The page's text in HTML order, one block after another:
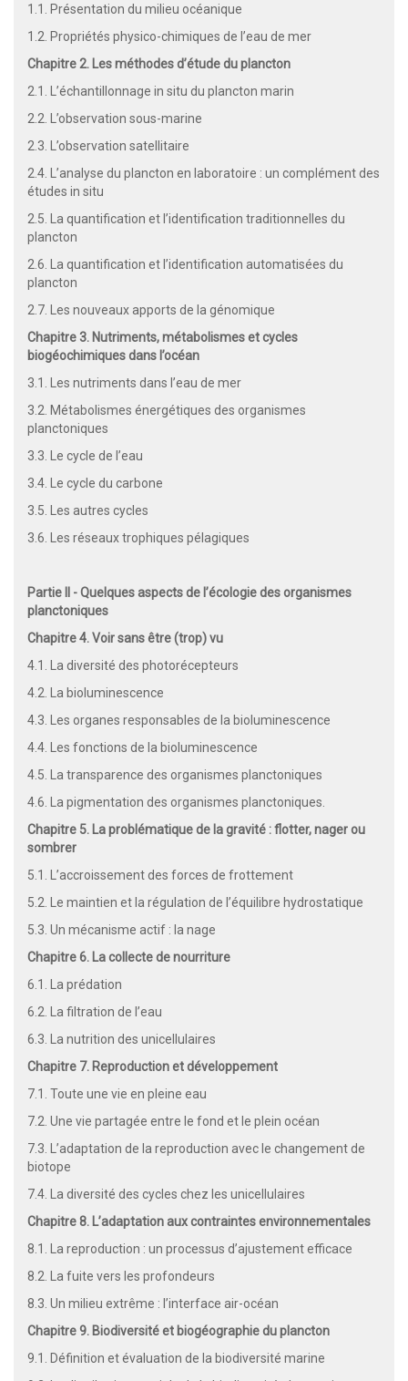
1.1. Présentation du milieu océanique
1.2. Propriétés physico-chimiques de l’eau de mer
Chapitre 2. Les méthodes d’étude du plancton
2.1. L’échantillonnage in situ du plancton marin
2.2. L’observation sous-marine
2.3. L’observation satellitaire
2.4. L’analyse du plancton en laboratoire : un complément des
études in situ
2.5. La quantification et l’identification traditionnelles du
plancton
2.6. La quantification et l’identification automatisées du
plancton
2.7. Les nouveaux apports de la génomique
Chapitre 3. Nutriments, métabolismes et cycles
biogéochimiques dans l’océan
3.1. Les nutriments dans l’eau de mer
3.2. Métabolismes énergétiques des organismes
planctoniques
3.3. Le cycle de l’eau
3.4. Le cycle du carbone
3.5. Les autres cycles
3.6. Les réseaux trophiques pélagiques
Partie II - Quelques aspects de l’écologie des organismes
planctoniques
Chapitre 4. Voir sans être (trop) vu
4.1. La diversité des photorécepteurs
4.2. La bioluminescence
4.3. Les organes responsables de la bioluminescence
4.4. Les fonctions de la bioluminescence
4.5. La transparence des organismes planctoniques
4.6. La pigmentation des organismes planctoniques.
Chapitre 5. La problématique de la gravité : flotter, nager ou
sombrer
5.1. L’accroissement des forces de frottement
5.2. Le maintien et la régulation de l’équilibre hydrostatique
5.3. Un mécanisme actif : la nage
Chapitre 6. La collecte de nourriture
6.1. La prédation
6.2. La filtration de l’eau
6.3. La nutrition des unicellulaires
Chapitre 7. Reproduction et développement
7.1. Toute une vie en pleine eau
7.2. Une vie partagée entre le fond et le plein océan
7.3. L’adaptation de la reproduction avec le changement de
biotope
7.4. La diversité des cycles chez les unicellulaires
Chapitre 8. L’adaptation aux contraintes environnementales
8.1. La reproduction : un processus d’ajustement efficace
8.2. La fuite vers les profondeurs
8.3. Un milieu extrême : l’interface air-océan
Chapitre 9. Biodiversité et biogéographie du plancton
9.1. Définition et évaluation de la biodiversité marine